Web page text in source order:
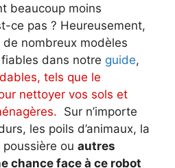
beaucoup moins
ce pas ? Heureusement,
nombreux modèles
dans notre guide,
tels que le
nettoyer vos sols et
Sur n’importe
les poils d’animaux, la
ou autres
chance face à ce robot